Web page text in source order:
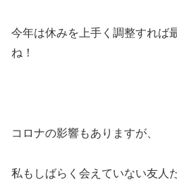
今年は休みを上手く調整すれば
ね！
コロナの影響もありますが、
私もしばらく会えていない友人